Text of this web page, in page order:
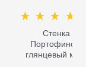
Стенка
Портофино 1
глянцевый